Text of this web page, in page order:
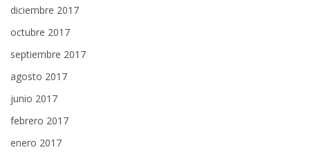
diciembre 2017
octubre 2017
septiembre 2017
agosto 2017
junio 2017
febrero 2017
enero 2017